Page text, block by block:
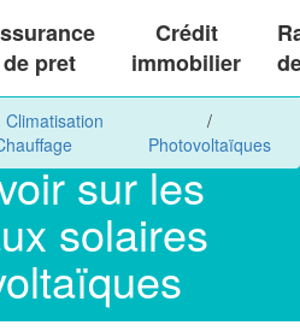
de pret
Crédit
immobilier
Climatisation
Photovoltaïques
sur les
solaires